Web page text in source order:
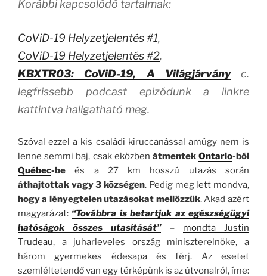
Korábbi kapcsolódó tartalmak:
CoViD-19 Helyzetjelentés #1,
CoViD-19 Helyzetjelentés #2,
KBXTR03: CoViD-19, A Világjárványc.
legfrissebb podcast epizódunk a linkre
kattintva hallgatható meg.
Szóval ezzel a kis családi kiruccanással amúgy nem is
lenne semmi baj, csak eközben átmentekOntario-ból
Québec-be és a 27 km hosszú utazás során
áthajtottak vagy 3 községen. Pedig meg lett mondva,
hogy a lényegtelen utazásokat mellőzzük. Akad azért
magyarázat: “Továbbra is betartjuk az egészségügyi
hatóságok összes utasítását”– mondta Justin
Trudeau, a juharleveles ország miniszterelnöke, a
három gyermekes édesapa és férj. Az esetet
szemléltetendő van egy térképünk is az útvonalról, íme: